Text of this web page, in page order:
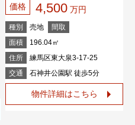
価格 4,500 万円
種別 売地
間取
面積
196.04㎡
住所
練馬区東大泉3-17-25
交通
石神井公園駅 徒歩5分
物件詳細はこちら